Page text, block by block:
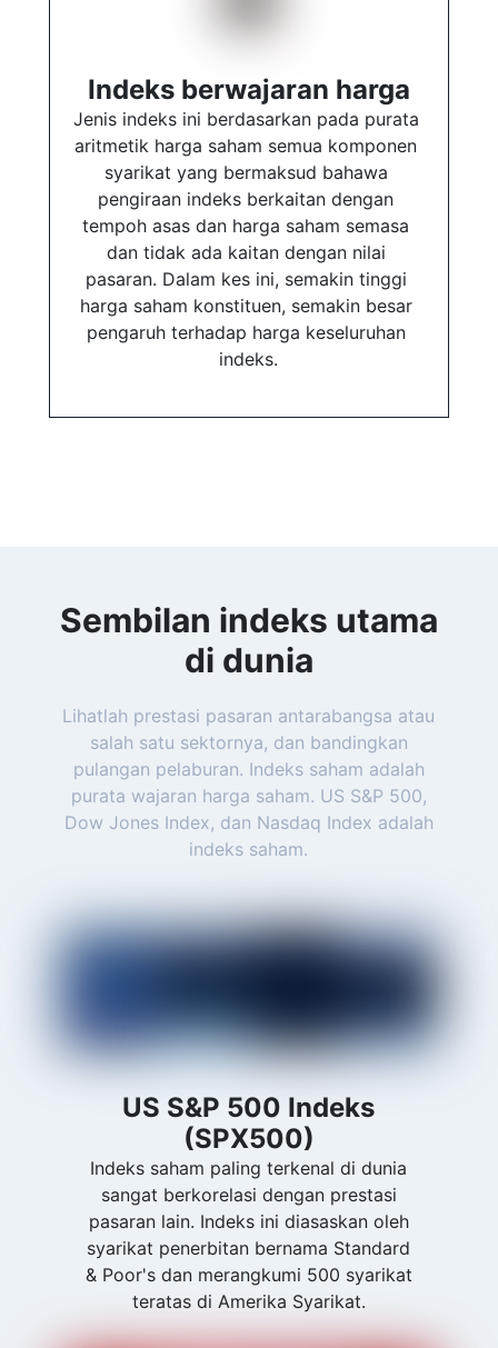
Indeks berwajaran harga
Jenis indeks ini berdasarkan pada purata
aritmetik harga saham semua komponen
syarikat yang bermaksud bahawa
pengiraan indeks berkaitan dengan
tempoh asas dan harga saham semasa
dan tidak ada kaitan dengan nilai
pasaran. Dalam kes ini, semakin tinggi
harga saham konstituen, semakin besar
pengaruh terhadap harga keseluruhan
indeks.
Sembilan indeks utama
di dunia
Lihatlah prestasi pasaran antarabangsa atau
salah satu sektornya, dan bandingkan
pulangan pelaburan. Indeks saham adalah
purata wajaran harga saham. US S&P 500,
Dow Jones Index, dan Nasdaq Index adalah
indeks saham.
US S&P 500 Indeks
(SPX500)
Indeks saham paling terkenal di dunia
sangat berkorelasi dengan prestasi
pasaran lain. Indeks ini diasaskan oleh
syarikat penerbitan bernama Standard
& Poor's dan merangkumi 500 syarikat
teratas di Amerika Syarikat.